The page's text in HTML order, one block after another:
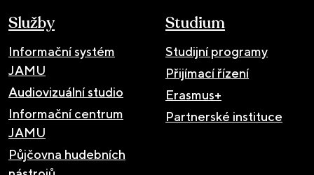
Služby
Informační systém
JAMU
Audiovizuální studio
Informační centrum
JAMU
Půjčovna hudebních
Studium
Studijní programy
Přijímací řízení
Erasmus+
Partnerské instituce